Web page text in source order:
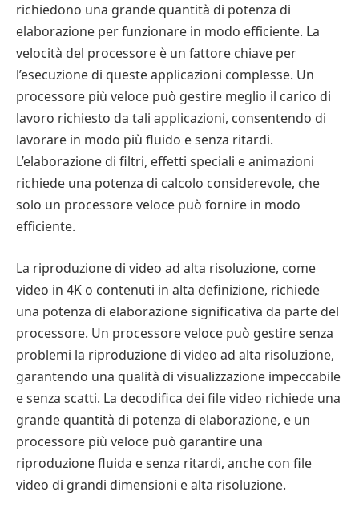
richiedono una grande quantità di potenza di
elaborazione per funzionare in modo efficiente. La
velocità del processore è un fattore chiave per
l’esecuzione di queste applicazioni complesse. Un
processore più veloce può gestire meglio il carico di
lavoro richiesto da tali applicazioni, consentendo di
lavorare in modo più fluido e senza ritardi.
L’elaborazione di filtri, effetti speciali e animazioni
richiede una potenza di calcolo considerevole, che
solo un processore veloce può fornire in modo
efficiente.
La riproduzione di video ad alta risoluzione, come
video in 4K o contenuti in alta definizione, richiede
una potenza di elaborazione significativa da parte del
processore. Un processore veloce può gestire senza
problemi la riproduzione di video ad alta risoluzione,
garantendo una qualità di visualizzazione impeccabile
e senza scatti. La decodifica dei file video richiede una
grande quantità di potenza di elaborazione, e un
processore più veloce può garantire una
riproduzione fluida e senza ritardi, anche con file
video di grandi dimensioni e alta risoluzione.